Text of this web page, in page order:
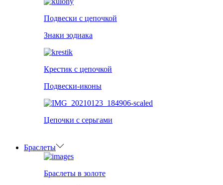
Подвески с цепочкой
Знаки зодиака
Крестик с цепочкой
Подвески-иконы
Цепочки с серьгами
Браслеты
Браслеты в золоте